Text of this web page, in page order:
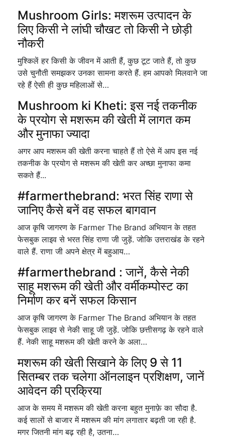
Mushroom Girls: मशरूम उत्पादन के
लिए किसी ने लांघी चौखट तो किसी ने छोड़ी
नौकरी
मुश्किलें हर किसी के जीवन में आती हैं, कुछ टूट जाते हैं, तो कुछ
उसे चुनौती समझकर उनका सामना करते हैं. हम आपको मिलवाने जा
रहे हैं ऐसी ही कुछ महिलाओं से…
Mushroom ki Kheti: इस नई तकनीक
के प्रयोग से मशरूम की खेती में लागत कम
और मुनाफा ज्यादा
अगर आप मशरूम की खेती करना चाहते हैं तो ऐसे में आप इस नई
तकनीक के प्रयोग से मशरूम की खेती कर अच्छा मुनाफा कमा
सकते हैं...
#farmerthebrand: भरत सिंह राणा से
जानिए कैसे बनें वह सफल बागवान
आज कृषि जागरण के Farmer The Brand अभियान के तहत
फेसबुक लाइव से भरत सिंह राणा जी जुड़ें. जोकि उत्तराखंड के रहने
वाले हैं. राणा जी अपने क्षेत्र में बहुआय…
#farmerthebrand : जानें, कैसे नेकी
साहू मशरूम की खेती और वर्मीकम्पोस्ट का
निर्माण कर बनें सफल किसान
आज कृषि जागरण के Farmer The Brand अभियान के तहत
फेसबुक लाइव से नेकी साहू जी जुड़ें. जोकि छत्तीसगढ़ के रहने वाले
हैं. नेकी साहू मशरूम की खेती करने के अला…
मशरूम की खेती सिखाने के लिए 9 से 11
सितम्बर तक चलेगा ऑनलाइन प्रशिक्षण, जानें
आवेदन की प्रक्रिया
आज के समय में मशरूम की खेती करना बहुत मुनाफ़े का सौदा है.
कई सालों से बाजार में मशरूम की मांग लगातार बढ़ती जा रही है.
मगर जितनी मांग बढ़ रही है, उतना…